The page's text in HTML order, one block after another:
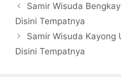
Samir Wisuda
Disini Tempatnya
Samir Wisuda Kayong
Disini Tempatnya